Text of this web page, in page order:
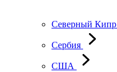
Северный Кипр
Сербия
США